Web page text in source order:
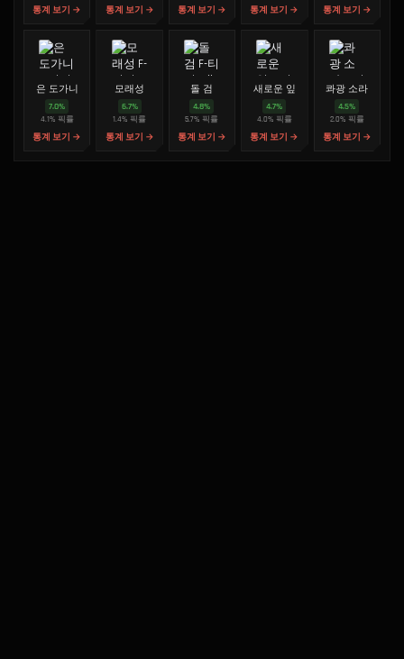
통계 보기 → 통계 보기 → 통계 보기 → 통계 보기 → 통계 보기 →
은 도가니
7.0%
4.1% 픽률
통계 보기 →
모래성
6.7%
1.4%픽률
통계 보기 →
돌 검
4.8%
5.7%픽률
통계 보기 →
새로운 잎
4.7%
4.0% 픽률
통계 보기 →
콰광 소라
4.5%
2.0% 픽률
통계 보기 →